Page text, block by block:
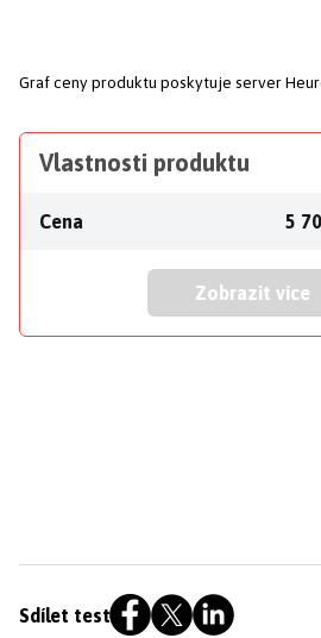
Graf ceny produktu poskytuje server
Vlastnosti produktu
Cena 5
Zobrazit více
Sdílet test